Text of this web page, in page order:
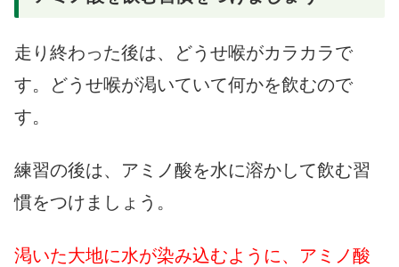
走り終わった後は、どうせ喉がカラカラで
す。どうせ喉が渇いていて何かを飲むので
す。
練習の後は、アミノ酸を水に溶かして飲む習
慣をつけましょう。
渇いた大地に水が染み込むように、アミノ酸